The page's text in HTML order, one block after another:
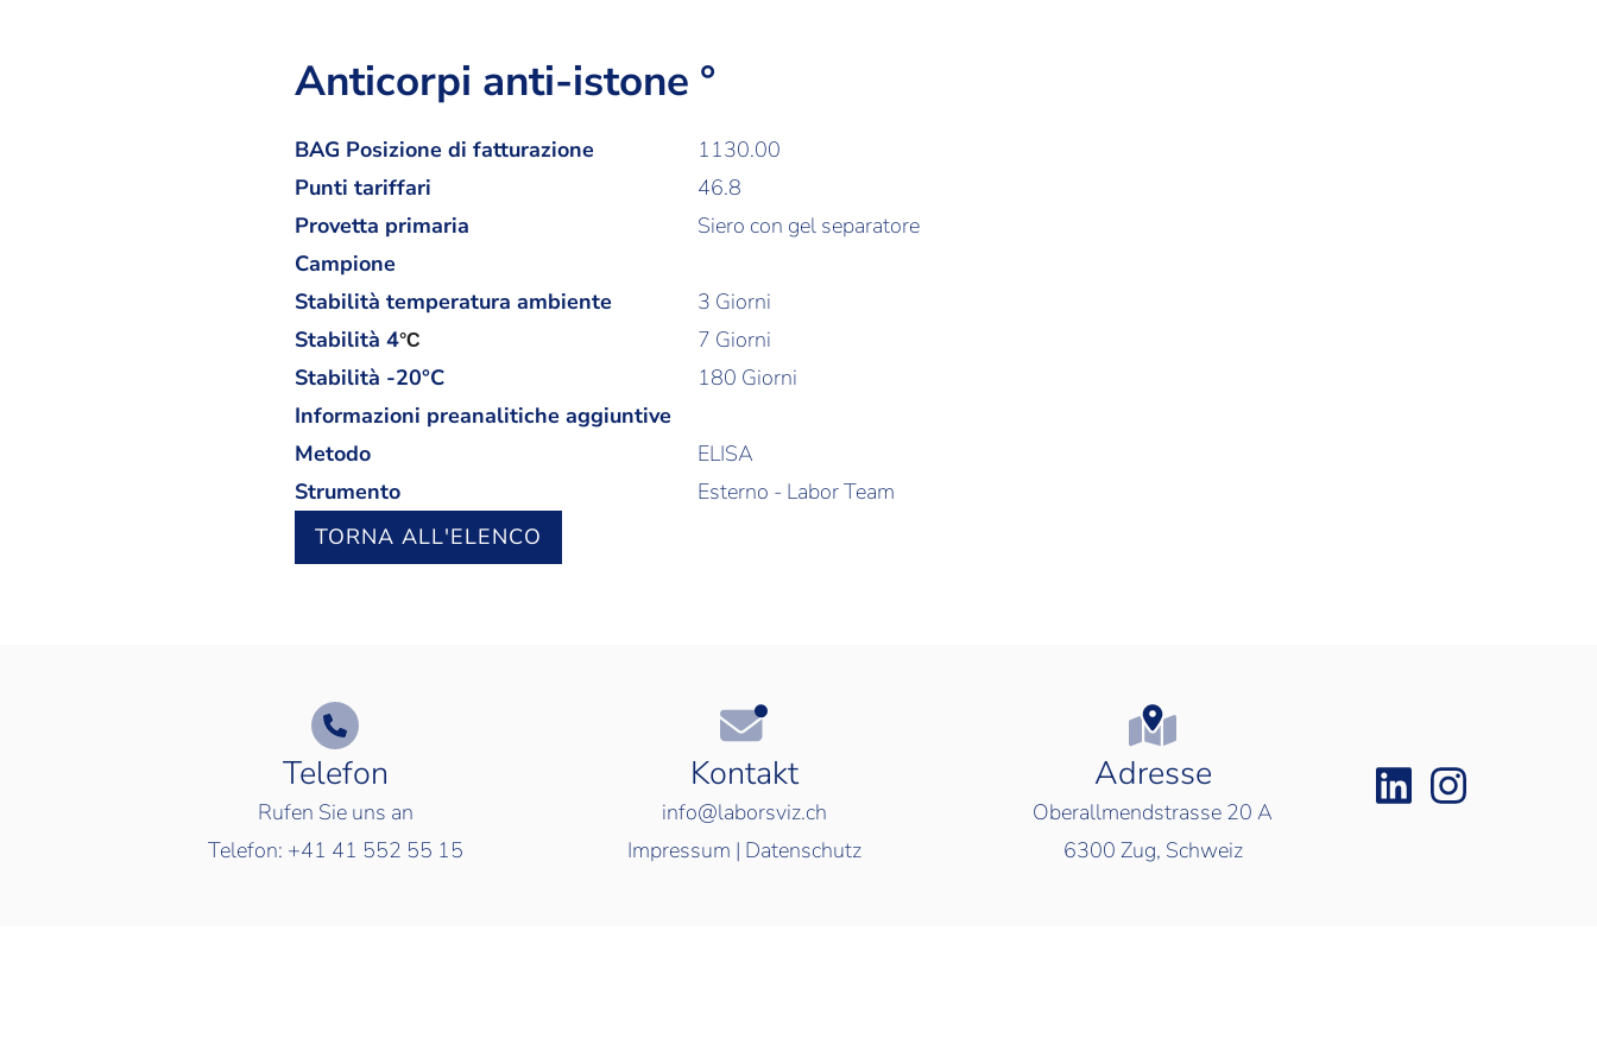
Anticorpi anti-istone °
BAG Posizione di fatturazione
1130.00
Punti tariffari
46.8
Provetta primaria
Siero con gel separatore
Campione
Stabilità temperatura ambiente
3 Giorni
Stabilità 4°C
7 Giorni
Stabilità -20°C
180 Giorni
Informazioni preanalitiche aggiuntive
Metodo
ELISA
Strumento
Esterno - Labor Team
TORNA ALL'ELENCO
Telefon
Rufen Sie uns an
Telefon: +41 41 552 55 15
Kontakt
info@laborsviz.ch
Impressum | Datenschutz
Adresse
Oberallmendstrasse 20 A
6300 Zug, Schweiz